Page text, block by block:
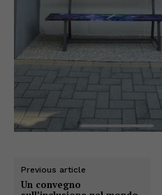
Previous article
Un convegno